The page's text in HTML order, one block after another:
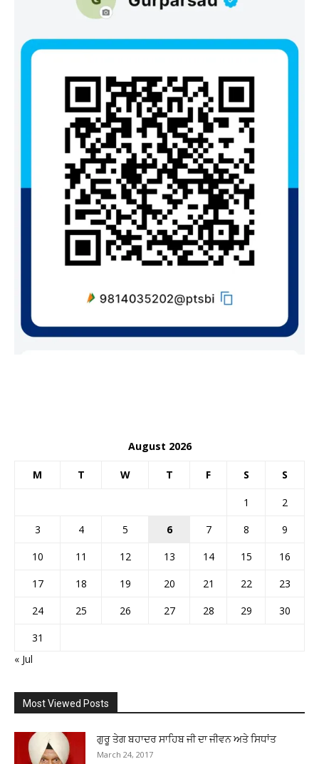
August 2026
M T W T F S S
1
2
3
4 5 6 7 8
9
10
11 12 13 14 15
16
17
18 19 20 21 22
23
24
25 26 27 28 29
30
31
« Jul
Most Viewed Posts
ਗੁਰੂ ਤੇਗ ਬਹਾਦਰ ਸਾਹਿਬ ਜੀ ਦਾ ਜੀਵਨ ਅਤੇ ਸਿਧਾਂਤ
March 24, 2017